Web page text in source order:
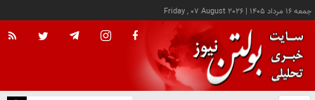
جمعه ۱۶ مرداد ۱۴۰۵ |
Friday , 07 August 2026